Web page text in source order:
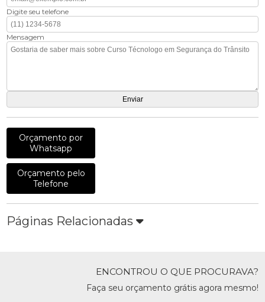
Digite seu telefone
Mensagem
Orçamento por
Whatsapp
Orçamento pelo
Telefone
Páginas Relacionadas
ENCONTROU O QUE PROCURAVA?
Faça seu orçamento grátis agora mesmo!